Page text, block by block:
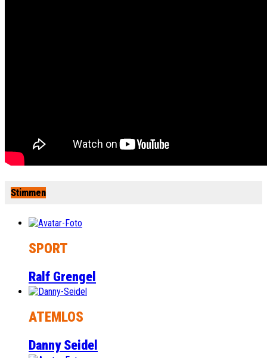
Stimmen
SPORT
Ralf Grengel
ATEMLOS
Danny Seidel